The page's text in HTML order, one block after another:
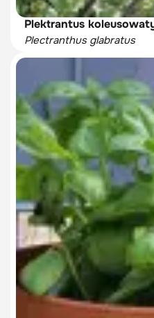
Plektrantus
Plectranthus glabratus